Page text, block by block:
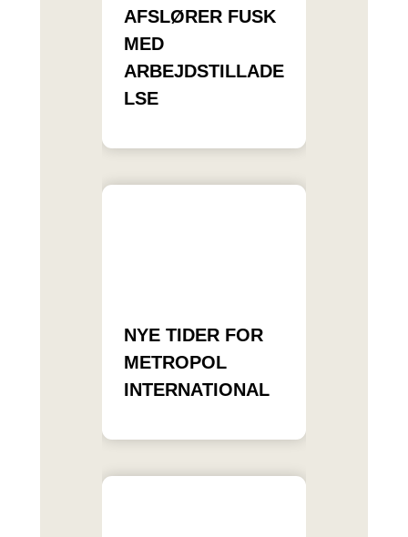
AFSLØRER FUSK
MED
ARBEJDSTILLADE
LSE
NYE TIDER FOR
METROPOL
INTERNATIONAL